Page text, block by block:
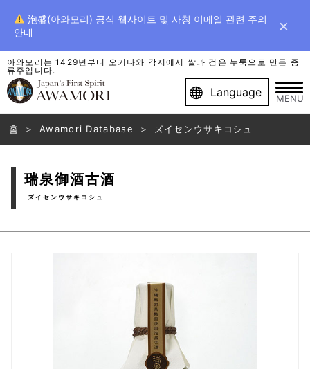
泡盛(아와모리) 공식 웹사이트 및 사칭 이메일 관련 주의
안내
×
아와모리는 1429년부터 오키나와 각지에서 쌀과 검은 누룩으로 만든 증
류주입니다.
Language MENU
홈 Awamori Database ズイセンウサキコシュ
瑞泉御酒古酒
ズイセンウサキコシュ